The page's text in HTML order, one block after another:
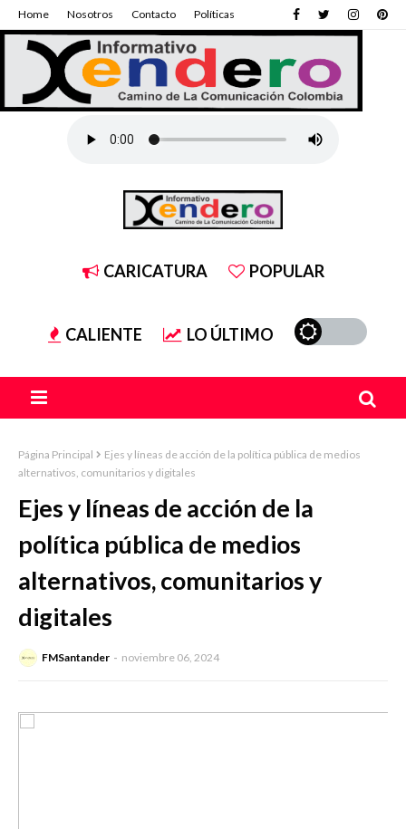
Home Nosotros Contacto Políticas
CARICATURA POPULAR
CALIENTE LO ÚLTIMO
Página Principal
Ejes y líneas de acción de la política pública de medios
alternativos, comunitarios y digitales
Ejes y líneas de acción de la
política pública de medios
alternativos, comunitarios y
digitales
FMSantander noviembre 06, 2024